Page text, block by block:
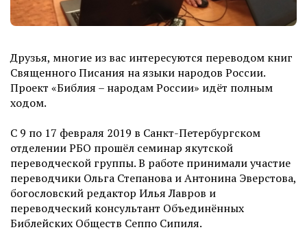
Друзья, многие из вас интересуются переводом книг
Священного Писания на языки народов России.
Проект «Библия – народам России» идёт полным
ходом.
С 9 по 17 февраля 2019 в Санкт-Петербургском
отделении РБО прошёл семинар якутской
переводческой группы. В работе принимали участие
переводчики Ольга Степанова и Антонина Эверстова,
богословский редактор Илья Лавров и
переводческий консультант Объединённых
Библейских Обществ Сеппо Сипиля.